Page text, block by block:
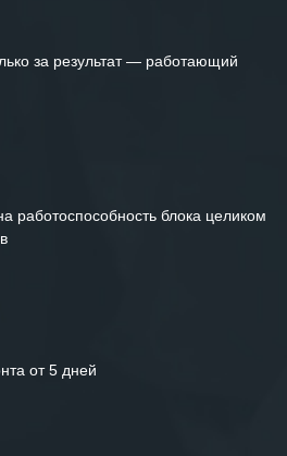
за результат — работающий
работоспособность блока целиком
от 5 дней